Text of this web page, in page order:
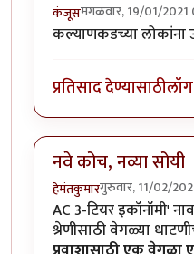
कंजूसमंगळवार, 19/01/2021
कल्याणकडच्या लोकांना
प्रतिसाद देण्यासाठी
नवे कोच, नव्या सोयी
हेमंतकुमारगुरुवार, 11/02/
AC 3-टियर इकॉनॉमी'
श्रेणीसाठी वेगळ्या